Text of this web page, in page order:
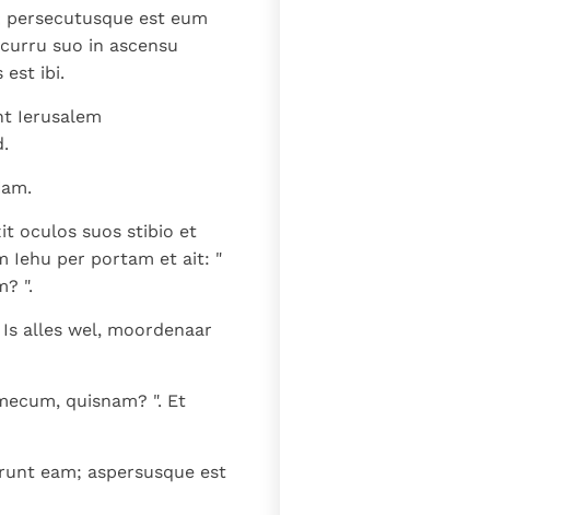
est eum
suo in ascensu
est ibi.
Ierusalem
oculos suos stibio et
Iehu per portam et ait: "
".
alles wel, moordenaar
quisnam? ". Et
eam; aspersusque est